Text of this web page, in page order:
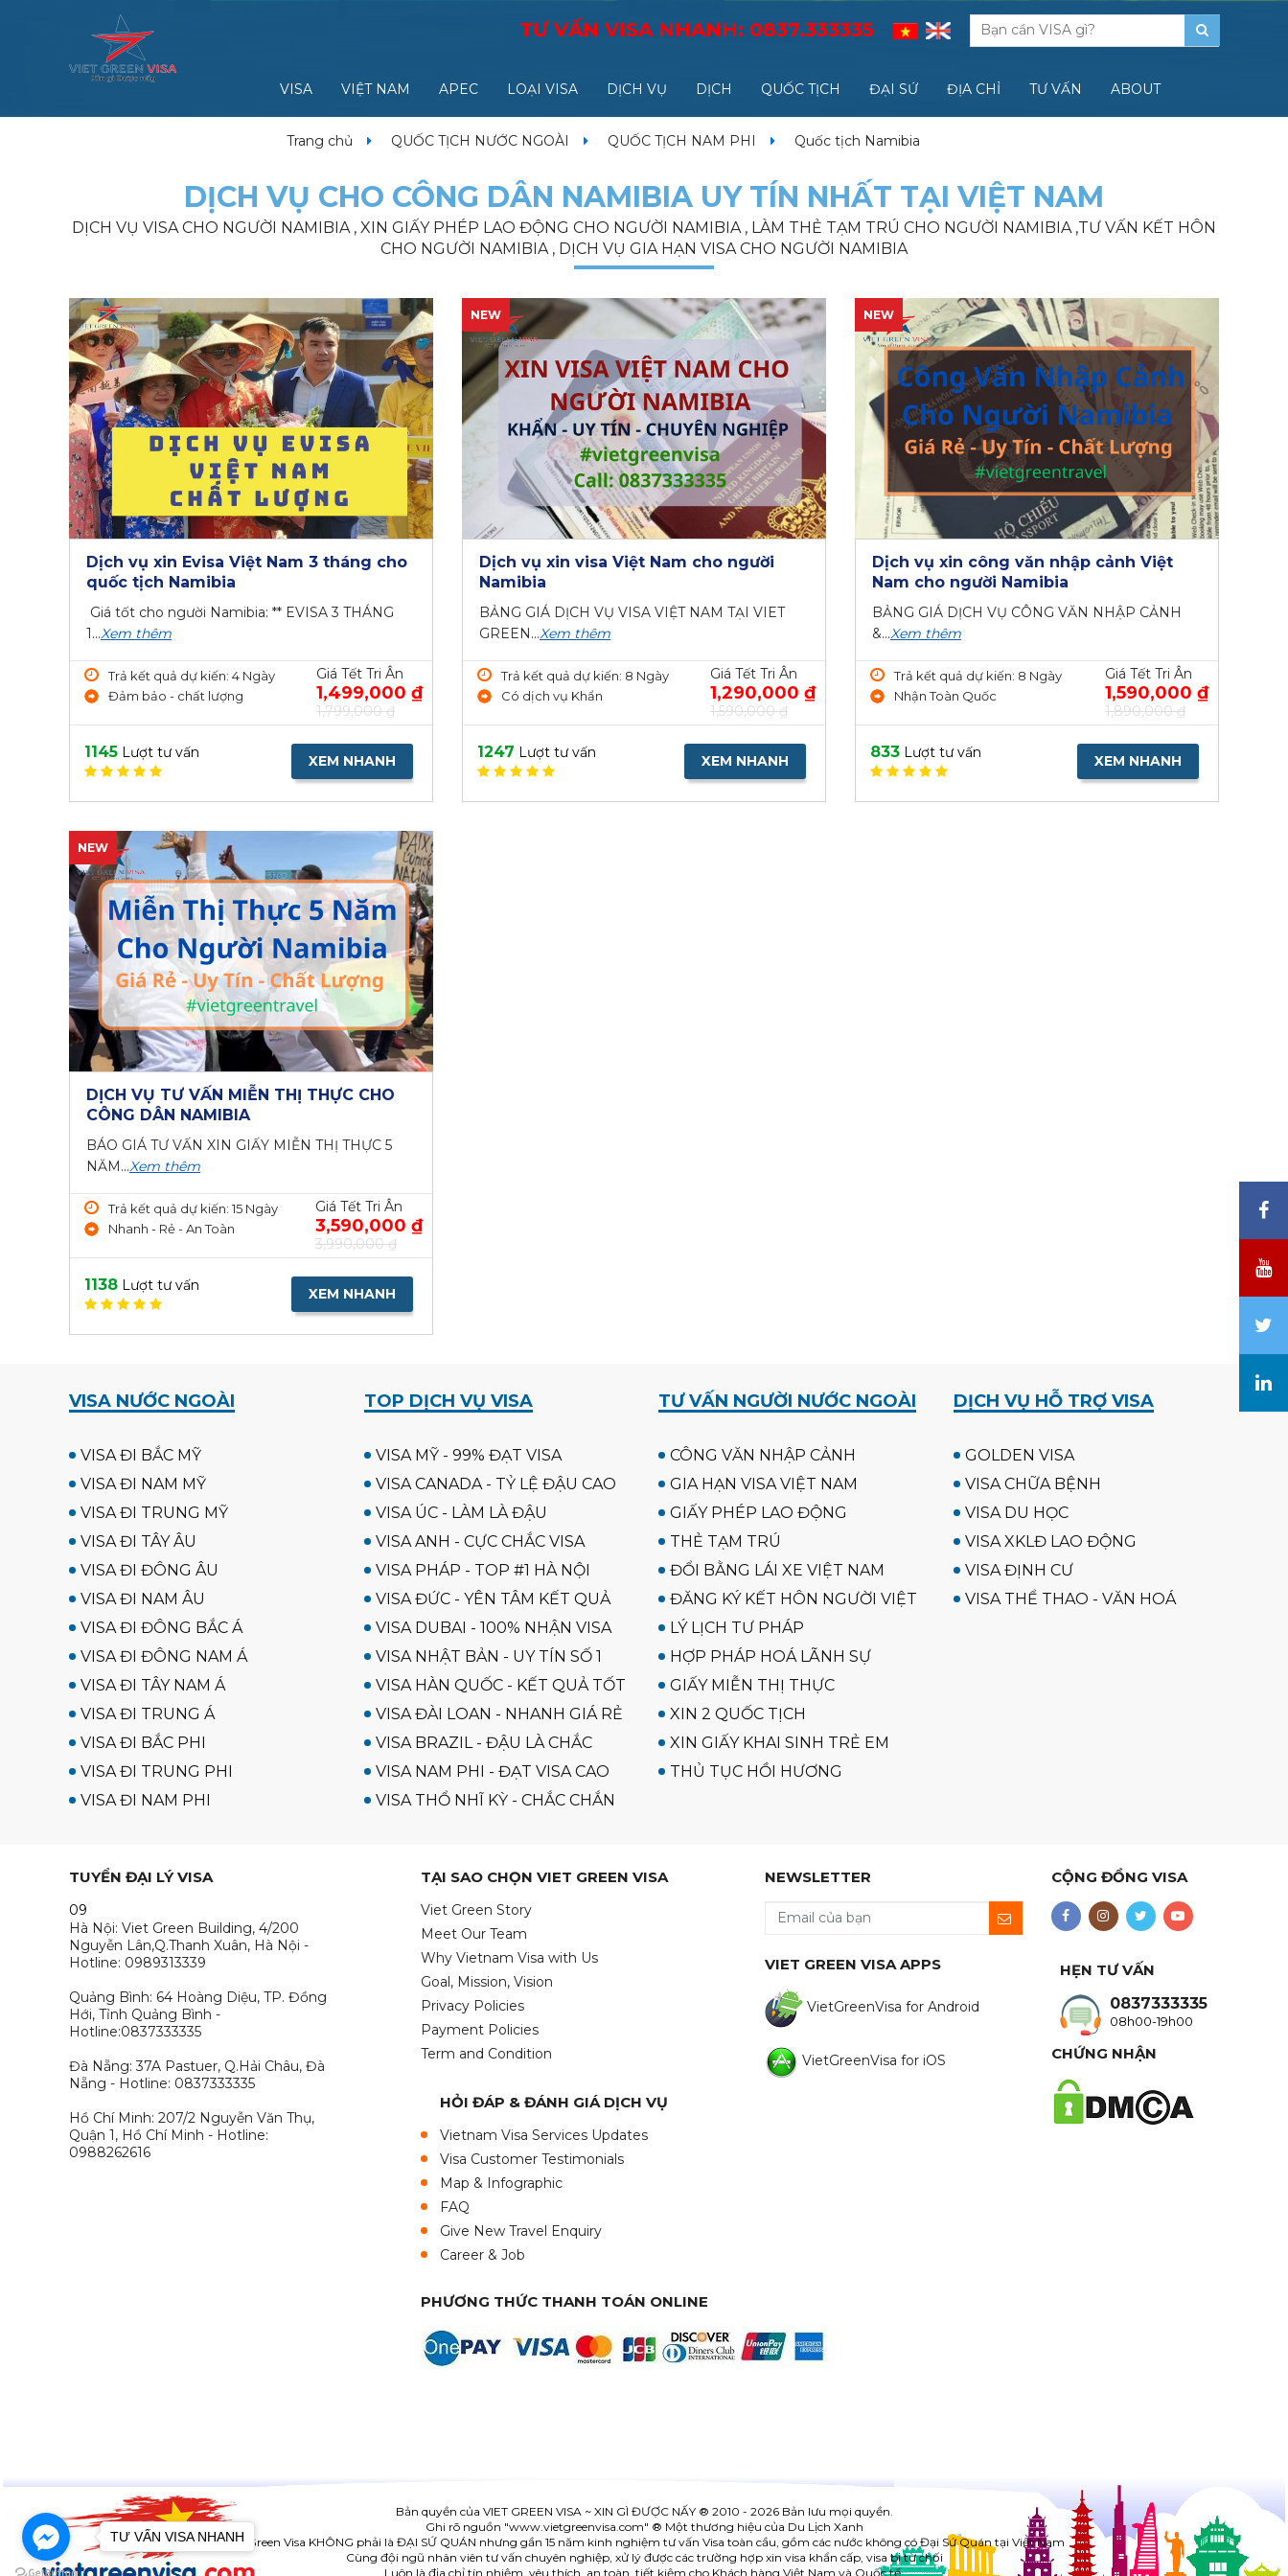
TƯ VẤN VISA NHANH: 0837.333335
VISA VIỆT NAM APEC LOẠI VISA DỊCH VỤ DỊCH QUỐC TỊCH ĐẠI SỨ ĐỊA CHỈ TƯ VẤN ABOUT
Trang chủ QUỐC TỊCH NƯỚC NGOÀI QUỐC TỊCH NAM PHI Quốc tịch Namibia
DỊCH VỤ CHO CÔNG DÂN NAMIBIA UY TÍN NHẤT TẠI VIỆT NAM
DỊCH VỤ VISA CHO NGƯỜI NAMIBIA , XIN GIẤY PHÉP LAO ĐỘNG CHO NGƯỜI NAMIBIA , LÀM THẺ TẠM TRÚ CHO NGƯỜI NAMIBIA ,TƯ VẤN KẾT HÔN
CHO NGƯỜI NAMIBIA , DỊCH VỤ GIA HẠN VISA CHO NGƯỜI NAMIBIA
Dịch vụ xin Evisa Việt Nam 3 tháng cho
quốc tịch Namibia
Giá tốt cho người Namibia: ** EVISA 3 THÁNG
1...Xem thêm
Trả kết quả dự kiến: 4 Ngày
Đảm bảo - chất lượng
Giá Tết Tri Ân
1,499,000 ₫
1,799,000 ₫
1145 Lượt tư vấn XEM NHANH
NEW
Dịch vụ xin visa Việt Nam cho người
Namibia
BẢNG GIÁ DỊCH VỤ VISA VIỆT NAM TẠI VIET
GREEN...Xem thêm
Trả kết quả dự kiến: 8 Ngày
Có dịch vụ Khẩn
Giá Tết Tri Ân
1,290,000 ₫
1,590,000 ₫
1247 Lượt tư vấn XEM NHANH
NEW
Dịch vụ xin công văn nhập cảnh Việt
Nam cho người Namibia
BẢNG GIÁ DỊCH VỤ CÔNG VĂN NHẬP CẢNH
&...Xem thêm
Trả kết quả dự kiến: 8 Ngày
Nhận Toàn Quốc
Giá Tết Tri Ân
1,590,000 ₫
1,890,000 ₫
833Lượt tư vấn XEM NHANH
NEW
DỊCH VỤ TƯ VẤN MIỄN THỊ THỰC CHO
CÔNG DÂN NAMIBIA
BÁO GIÁ TƯ VẤN XIN GIẤY MIỄN THỊ THỰC 5
NĂM...Xem thêm
Trả kết quả dự kiến: 15 Ngày
Nhanh - Rẻ - An Toàn
Giá Tết Tri Ân
3,590,000 ₫
3,990,000 ₫
1138 Lượt tư vấn XEM NHANH
VISA NƯỚC NGOÀI
VISA ĐI BẮC MỸ
VISA ĐI NAM MỸ
VISA ĐI TRUNG MỸ
VISA ĐI TÂY ÂU
VISA ĐI ĐÔNG ÂU
VISA ĐI NAM ÂU
VISA ĐI ĐÔNG BẮC Á
VISA ĐI ĐÔNG NAM Á
VISA ĐI TÂY NAM Á
VISA ĐI TRUNG Á
VISA ĐI BẮC PHI
VISA ĐI TRUNG PHI
VISA ĐI NAM PHI
TOP DỊCH VỤ VISA
VISA MỸ - 99% ĐẠT VISA
VISA CANADA - TỶ LỆ ĐẬU CAO
VISA ÚC - LÀM LÀ ĐẬU
VISA ANH - CỰC CHẮC VISA
VISA PHÁP - TOP #1 HÀ NỘI
VISA ĐỨC - YÊN TÂM KẾT QUẢ
VISA DUBAI - 100% NHẬN VISA
VISA NHẬT BẢN - UY TÍN SỐ 1
VISA HÀN QUỐC - KẾT QUẢ TỐT
VISA ĐÀI LOAN - NHANH GIÁ RẺ
VISA BRAZIL - ĐẬU LÀ CHẮC
VISA NAM PHI - ĐẠT VISA CAO
VISA THỔ NHĨ KỲ - CHẮC CHẮN
TƯ VẤN NGƯỜI NƯỚC NGOÀI
CÔNG VĂN NHẬP CẢNH
GIA HẠN VISA VIỆT NAM
GIẤY PHÉP LAO ĐỘNG
THẺ TẠM TRÚ
ĐỔI BẰNG LÁI XE VIỆT NAM
ĐĂNG KÝ KẾT HÔN NGƯỜI VIỆT
LÝ LỊCH TƯ PHÁP
HỢP PHÁP HOÁ LÃNH SỰ
GIẤY MIỄN THỊ THỰC
XIN 2 QUỐC TỊCH
XIN GIẤY KHAI SINH TRẺ EM
THỦ TỤC HỒI HƯƠNG
DỊCH VỤ HỖ TRỢ VISA
GOLDEN VISA
VISA CHỮA BỆNH
VISA DU HỌC
VISA XKLĐ LAO ĐỘNG
VISA ĐỊNH CƯ
VISA THỂ THAO - VĂN HOÁ
TUYỂN ĐẠI LÝ VISA
09
Hà Nội: Viet Green Building, 4/200
Nguyễn Lân,Q.Thanh Xuân, Hà Nội -
Hotline: 0989313339
Quảng Bình: 64 Hoàng Diệu, TP. Đồng
Hới, Tỉnh Quảng Bình -
Hotline:0837333335
Đà Nẵng: 37A Pastuer, Q.Hải Châu, Đà
Nẵng - Hotline: 0837333335
Hồ Chí Minh: 207/2 Nguyễn Văn Thụ,
Quận 1, Hồ Chí Minh - Hotline:
0988262616
TẠI SAO CHỌN VIET GREEN VISA
Viet Green Story
Meet Our Team
Why Vietnam Visa with Us
Goal, Mission, Vision
Privacy Policies
Payment Policies
Term and Condition
HỎI ĐÁP & ĐÁNH GIÁ DỊCH VỤ
Vietnam Visa Services Updates
Visa Customer Testimonials
Map & Infographic
FAQ
Give New Travel Enquiry
Career & Job
NEWSLETTER
VIET GREEN VISA APPS
VietGreenVisa for Android
VietGreenVisa for iOS
PHƯƠNG THỨC THANH TOÁN ONLINE
CỘNG ĐỒNG VISA
HẸN TƯ VẤN
0837333335
08h00-19h00
CHỨNG NHẬN
Bản quyền của VIET GREEN VISA ~ XIN GÌ ĐƯỢC NẤY ® 2010 - 2026 Bản lưu mọi quyền.
Ghi rõ nguồn "www. vietgreenvisa.com" ® Một thương hiệu của Du Lịch Xanh
Viet Green Visa KHÔNG phải là ĐẠI SỨ QUÁN nhưng gần 15 năm kinh nghiệm tư vấn Visa toàn cầu, gồm các nước không có Đại Sứ Quán tại Việt Nam
Cùng đội ngũ nhân viên tư vấn chuyên nghiệp, xử lý được các trường hợp xin visa khẩn cấp, visa bị từ chối
Luôn là địa chỉ tín nhiệm, yêu thích, an toàn, tiết kiệm cho Khách hàng Việt Nam và Quốc tế.
TƯ VẤN VISA NHANH